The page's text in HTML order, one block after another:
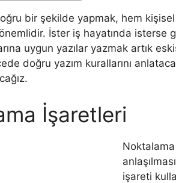
bir şekilde yapmak, hem
İster iş hayatında isterse
uygun yazılar yazmak artık
doğru yazım kurallarını
İşaretleri
işareti